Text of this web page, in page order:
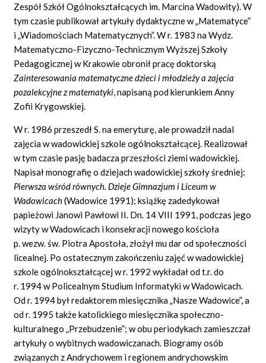
Zespół Szkół Ogólnokształcących im. Marcina Wadowity). W
tym czasie publikował artykuły dydaktyczne w „Matematyce”
i „Wiadomościach Matematycznych”. W r. 1983 na Wydz.
Matematyczno-Fizyczno-Technicznym Wyższej Szkoły
Pedagogicznej w Krakowie obronił pracę doktorską
Zainteresowania matematyczne dzieci i młodzieży a zajęcia
pozalekcyjne z matematyki,napisaną pod kierunkiem Anny
Zofii Krygowskiej.
W r. 1986 przeszedł S. na emeryturę, ale prowadził nadal
zajęcia w wadowickiej szkole ogólnokształcącej. Realizował
w tym czasie pasję badacza przeszłości ziemi wadowickiej.
Napisał monografię o dziejach wadowickiej szkoły średniej:
Pierwsza wśród równych. Dzieje Gimnazjum i Liceum w
Wadowicach(Wadowice 1991); książkę zadedykował
papieżowi Janowi Pawłowi II. Dn. 14 VIII 1991, podczas jego
wizyty w Wadowicach i konsekracji nowego kościoła
p. wezw. św. Piotra Apostoła, złożył mu dar od społeczności
licealnej. Po ostatecznym zakończeniu zajęć w wadowickiej
szkole ogólnokształcącej w r. 1992 wykładał od t.r. do
r. 1994 w Policealnym Studium Informatyki w Wadowicach.
Od r. 1994 był redaktorem miesięcznika „Nasze Wadowice”, a
od r. 1995 także katolickiego miesięcznika społeczno-
kulturalnego „Przebudzenie”; w obu periodykach zamieszczał
artykuły o wybitnych wadowiczanach. Biogramy osób
związanych z Andrychowem i regionem andrychowskim